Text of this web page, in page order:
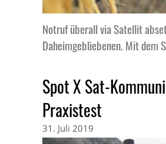
Notruf überall via Satellit
Daheimgebliebenen. Mit dem
Spot X Sat-
Praxistest
31. Juli 2019